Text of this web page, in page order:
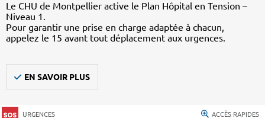
Le CHU de Montpellier active le Plan Hôpital en Tension –
Niveau 1.
Pour garantir une prise en charge adaptée à chacun,
appelez le 15 avant tout déplacement aux urgences.
EN SAVOIR PLUS
URGENCES ACCÈS RAPIDES